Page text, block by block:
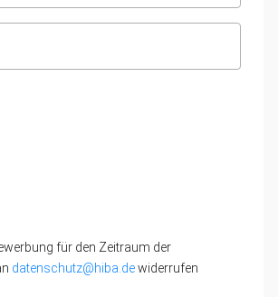
für den Zeitraum der
datenschutz@hiba.dewiderrufen